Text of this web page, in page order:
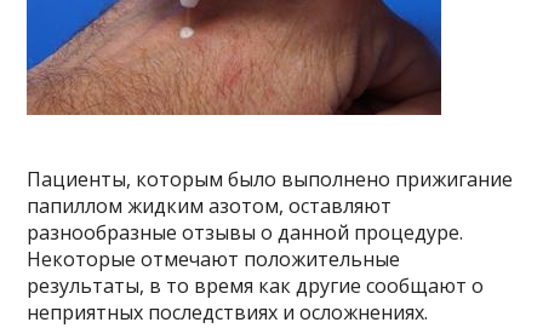
Пациенты, которым было выполнено прижигание
папиллом жидким азотом, оставляют
разнообразные отзывы о данной процедуре.
Некоторые отмечают положительные
результаты, в то время как другие сообщают о
неприятных последствиях и осложнениях.